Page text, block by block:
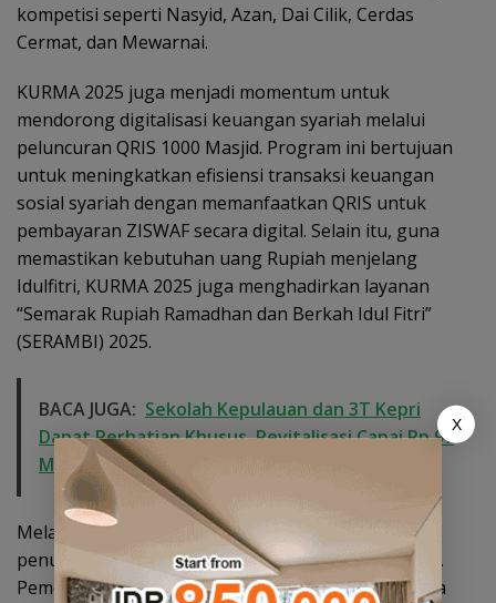
kompetisi seperti Nasyid, Azan, Dai Cilik, Cerdas
Cermat, dan Mewarnai.
KURMA 2025 juga menjadi momentum untuk
mendorong digitalisasi keuangan syariah melalui
peluncuran QRIS 1000 Masjid. Program ini bertujuan
untuk meningkatkan efisiensi transaksi keuangan
sosial syariah dengan memanfaatkan QRIS untuk
pembayaran ZISWAF secara digital. Selain itu, guna
memastikan kebutuhan uang Rupiah menjelang
Idulfitri, KURMA 2025 juga menghadirkan layanan
“Semarak Rupiah Ramadhan dan Berkah Idul Fitri”
(SERAMBI) 2025.
BACA JUGA: Sekolah Kepulauan dan 3T Kepri
Dapat Perhatian Khusus, Revitalisasi Capai Rp.97
Miliar
Melalui layanan ini, masyarakat dapat melakukan
penukaran uang Rupiah dengan kondisi layak edar.
Pemerintah Provinsi Kepri bersama Bank Indonesia
X